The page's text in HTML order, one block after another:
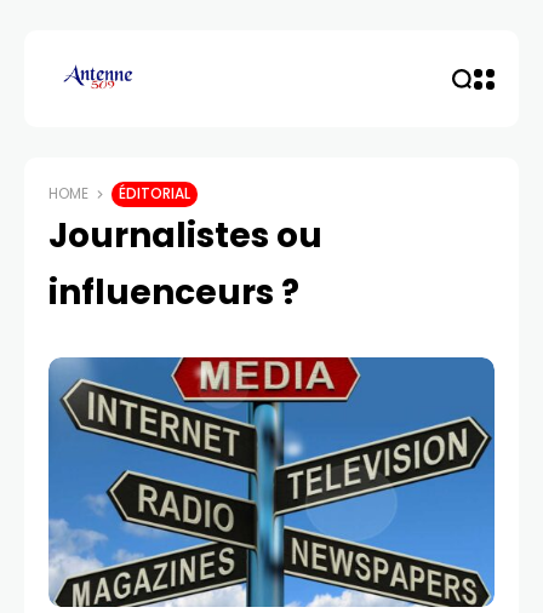
HOME ÉDITORIAL
Journalistes ou
influenceurs ?